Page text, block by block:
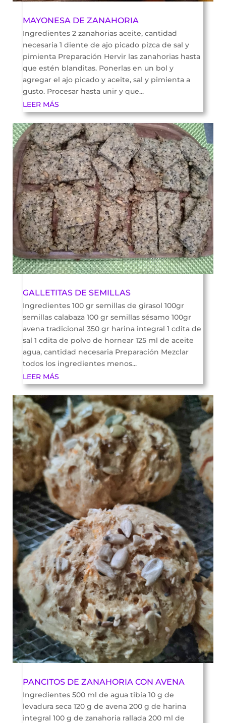
MAYONESA DE ZANAHORIA
Ingredientes 2 zanahorias aceite, cantidad
necesaria 1 diente de ajo picado pizca de sal y
pimienta Preparación Hervir las zanahorias hasta
que estén blanditas. Ponerlas en un bol y
agregar el ajo picado y aceite, sal y pimienta a
gusto. Procesar hasta unir y que...
LEER MÁS
GALLETITAS DE SEMILLAS
Ingredientes 100 gr semillas de girasol 100gr
semillas calabaza 100 gr semillas sésamo 100gr
avena tradicional 350 gr harina integral 1 cdita de
sal 1 cdita de polvo de hornear 125 ml de aceite
agua, cantidad necesaria Preparación Mezclar
todos los ingredientes menos...
LEER MÁS
PANCITOS DE ZANAHORIA CON AVENA
Ingredientes 500 ml de agua tibia 10 g de
levadura seca 120 g de avena 200 g de harina
integral 100 g de zanahoria rallada 200 ml de